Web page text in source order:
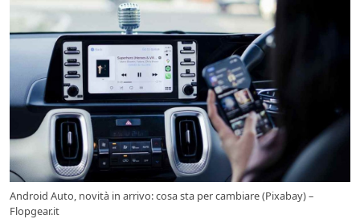
Android Auto, novità in arrivo: cosa sta per cambiare (Pixabay) –
Flopgear.it